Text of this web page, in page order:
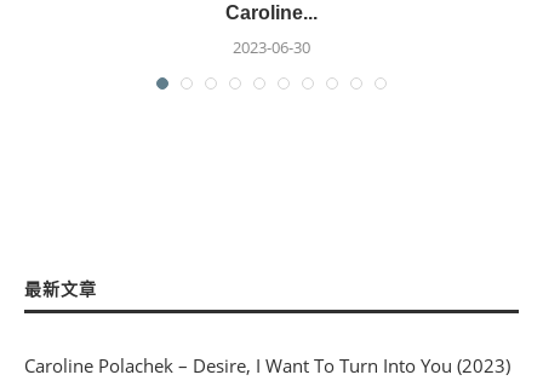
Caroline...
2023-06-30
最新文章
Caroline Polachek – Desire, I Want To Turn Into You (2023)